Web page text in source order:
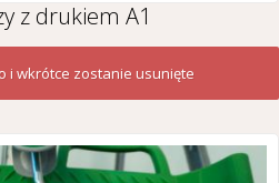
z drukiem A1
i wkrótce zostanie usunięte